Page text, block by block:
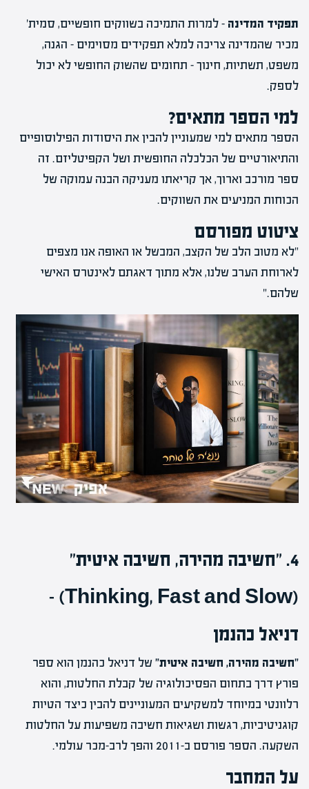
תפקיד המדינה – למרות התמיכה בשווקים חופשיים, סמית'
מכיר שהמדינה צריכה למלא תפקידים מסוימים – הגנה,
משפט, תשתיות, חינוך – תחומים שהשוק החופשי לא יכול
לספק.
למי הספר מתאים?
הספר מתאים למי שמעוניין להבין את היסודות הפילוסופיים
והתיאורטיים של הכלכלה החופשית ושל הקפיטליזם. זה
ספר מורכב וארוך, אך קריאתו מעניקה הבנה עמוקה של
הכוחות המניעים את השווקים.
ציטוט מפורסם
"לא מטוב הלב של הקצב, המבשל או האופה אנו מצפים
לארוחת הערב שלנו, אלא מתוך דאגתם לאינטרס האישי
שלהם."
4. "חשיבה מהירה, חשיבה איטית"
(Thinking, Fast and Slow) –
דניאל כהנמן
"חשיבה מהירה, חשיבה איטית"של דניאל כהנמן הוא ספר
פורץ דרך בתחום הפסיכולוגיה של קבלת החלטות, והוא
רלוונטי במיוחד למשקיעים המעוניינים להבין כיצד הטיות
קוגניטיביות, רגשות ושגיאות חשיבה משפיעות על החלטות
השקעה. הספר פורסם ב-2011 והפך לרב-מכר עולמי.
על המחבר